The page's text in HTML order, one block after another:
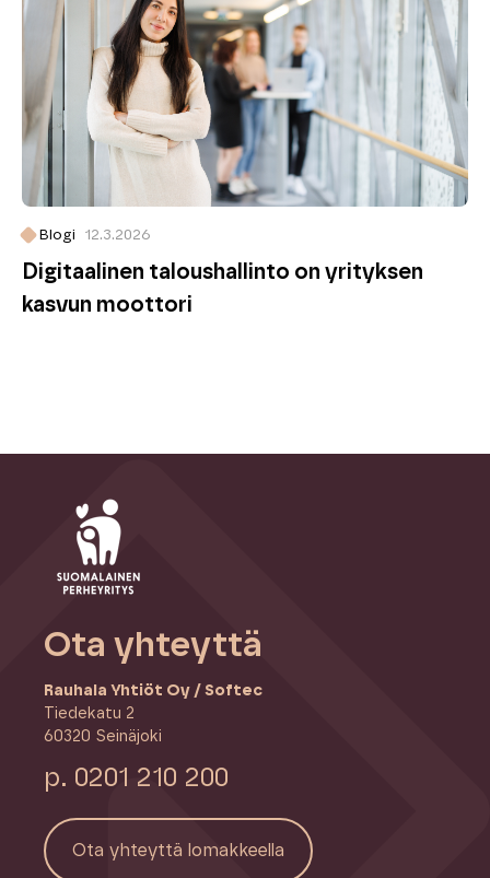
Blogi 12.3.2026
Digitaalinen taloushallinto on yrityksen
kasvun moottori
Ota yhteyttä
Rauhala Yhtiöt Oy / Softec
Tiedekatu 2
60320 Seinäjoki
p. 0201 210 200
Ota yhteyttä lomakkeella